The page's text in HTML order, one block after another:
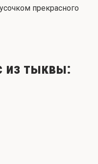
прекрасного
из тыквы: